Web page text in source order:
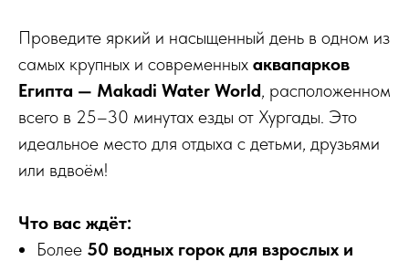
Проведите яркий и насыщенный день в одном из
самых крупных и современных аквапарков
Египта — Makadi Water World, расположенном
всего в 25–30 минутах езды от Хургады. Это
идеальное место для отдыха с детьми, друзьями
или вдвоём!
Что вас ждёт:
Более 50 водных горок для взрослых и